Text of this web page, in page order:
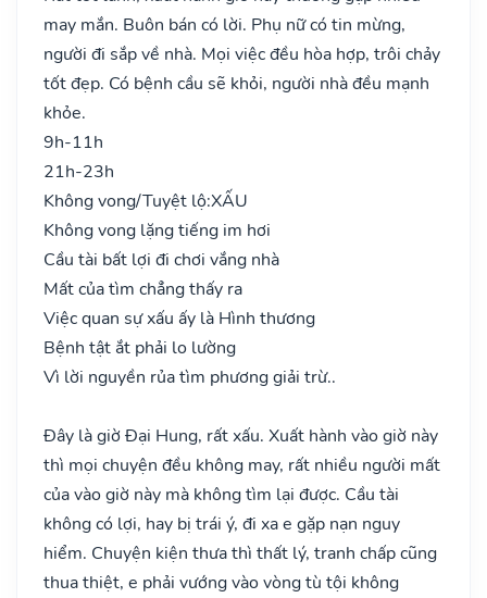
may mắn. Buôn bán có lời. Phụ nữ có tin mừng,
người đi sắp về nhà. Mọi việc đều hòa hợp, trôi chảy
tốt đẹp. Có bệnh cầu sẽ khỏi, người nhà đều mạnh
khỏe.
9h-11h
21h-23h
Không vong/Tuyệt lộ:XẤU
Không vong lặng tiếng im hơi
Cầu tài bất lợi đi chơi vắng nhà
Mất của tìm chẳng thấy ra
Việc quan sự xấu ấy là Hình thương
Bệnh tật ắt phải lo lường
Vì lời nguyền rủa tìm phương giải trừ..
Đây là giờ Đại Hung, rất xấu. Xuất hành vào giờ này
thì mọi chuyện đều không may, rất nhiều người mất
của vào giờ này mà không tìm lại được. Cầu tài
không có lợi, hay bị trái ý, đi xa e gặp nạn nguy
hiểm. Chuyện kiện thưa thì thất lý, tranh chấp cũng
thua thiệt, e phải vướng vào vòng tù tội không